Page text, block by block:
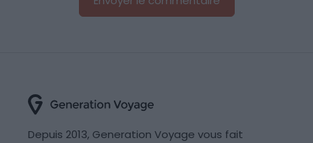
Depuis 2013, Generation Voyage vous fait